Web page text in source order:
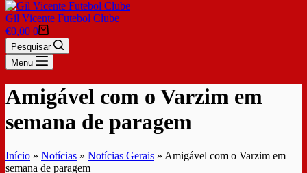
Gil Vicente Futebol Clube
€0,00 0
Pesquisar
Menu
Amigável com o Varzim em
semana de paragem
Início » Notícias » Notícias Gerais » Amigável com o Varzim em
semana de paragem